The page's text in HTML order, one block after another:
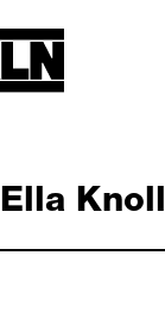
Ella Knoll